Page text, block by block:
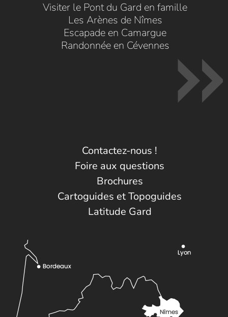
Visiter le Pont du Gard en famille
Les Arènes de Nîmes
Escapade en Camargue
Randonnée en Cévennes
Contactez-nous !
Foire aux questions
Brochures
Cartoguides et Topoguides
Latitude Gard